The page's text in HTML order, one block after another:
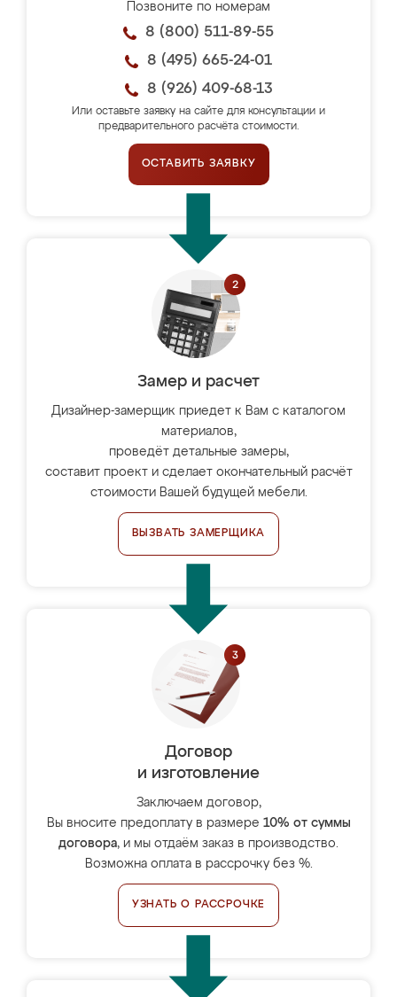
Позвоните по номерам
8 (800) 511-89-55
8 (495) 665-24-01
8 (926) 409-68-13
Или оставьте заявку на сайте для консультации и
предварительного расчёта стоимости.
ОСТАВИТЬ ЗАЯВКУ
Замер и расчет
Дизайнер-замерщик приедет к Вам с каталогом
материалов,
проведёт детальные замеры,
составит проект и сделает окончательный расчёт
стоимости Вашей будущей мебели.
ВЫЗВАТЬ ЗАМЕРЩИКА
Договор
и изготовление
Заключаем договор,
Вы вносите предоплату в размере 10% от суммы
договора, и мы отдаём заказ в производство.
Возможна оплата в рассрочку без %.
УЗНАТЬ О РАССРОЧКЕ